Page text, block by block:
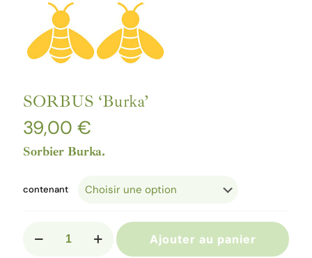
SORBUS ‘Burka’
39,00 €
Sorbier Burka.
contenant
Ajouter au panier